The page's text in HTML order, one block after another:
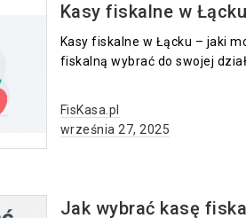
Kasy fiskalne w
Kasy fiskalne w Łącku – jaki
fiskalną wybrać do swojej
FisKasa.pl
września 27, 2025
Jak wybrać kasę